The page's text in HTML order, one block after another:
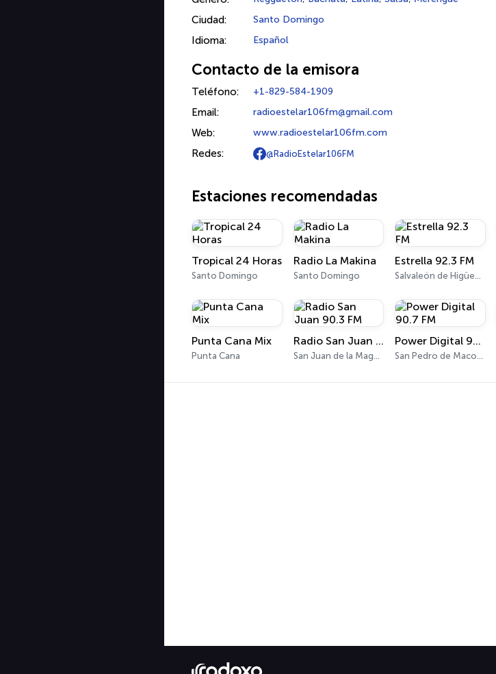
Ciudad: Santo Domingo
Idioma: Español
Contacto de la emisora
Teléfono: +1-829-584-1909
Email: radioestelar106fm@gmail.com
Web: www.radioestelar106fm.com
Redes: @RadioEstelar106FM
Estaciones recomendadas
Tropical 24 Horas
Santo Domingo
Radio La Makina
Santo Domingo
Estrella 92.3 FM
Salvaleón de Higüey 92.3 FM
Punta Cana Mix
Punta Cana
Radio San Juan 90.3 FM
San Juan de la Maguana 90.3 FM
Power Digital 90.7 FM
San Pedro de Macorís